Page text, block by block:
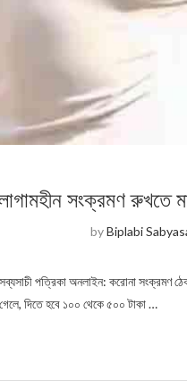
সংক্রমণ রুখতে
byBiplabi
পত্রিকা অনলাইন: করোনা
দিতে হবে ১০০ থেকে ৫০০ টাকা …